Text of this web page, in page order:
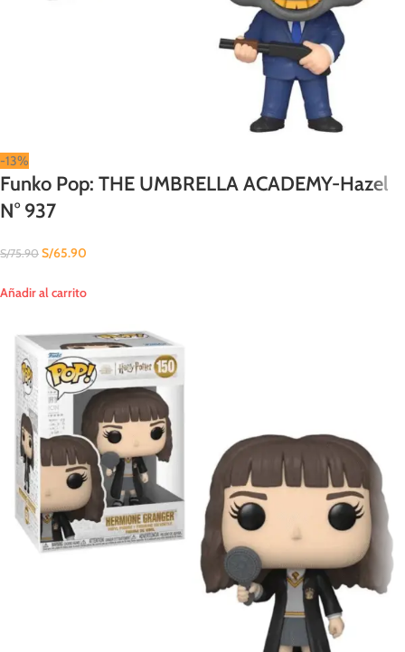
-13%
Funko Pop: THE UMBRELLA ACADEMY-Hazel
N° 937
S/75.90 S/65.90
Añadir al carrito